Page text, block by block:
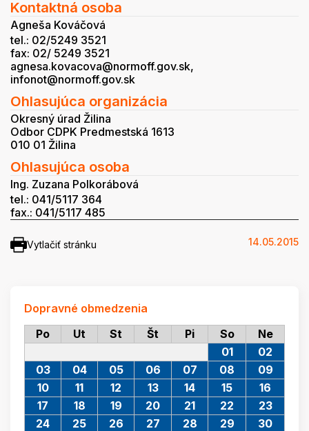
Kontaktná osoba
Agneša Kováčová
tel.: 02/5249 3521
fax: 02/ 5249 3521
agnesa.kovacova@normoff.gov.sk,
infonot@normoff.gov.sk
Ohlasujúca organizácia
Okresný úrad Žilina
Odbor CDPK Predmestská 1613
010 01 Žilina
Ohlasujúca osoba
Ing. Zuzana Polkorábová
tel.: 041/5117 364
fax.: 041/5117 485
Vytlačiť stránku 14.05.2015
Dopravné obmedzenia
Po
Ut St Št Pi So Ne
01
02
03
04 05 06 07 08
09
10
11 12 13 14 15
16
17
18 19 20 21 22
23
24
25 26 27 28 29
30